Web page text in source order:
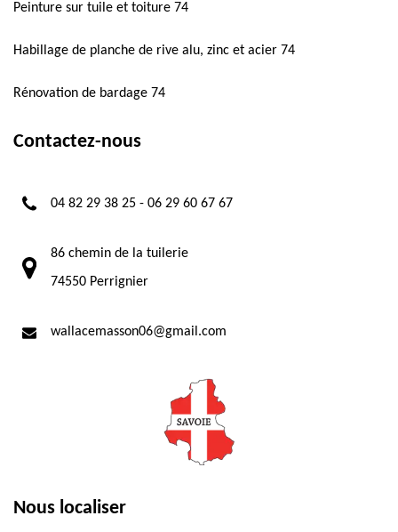
Peinture sur tuile et toiture 74
Habillage de planche de rive alu, zinc et acier 74
Rénovation de bardage 74
Contactez-nous
04 82 29 38 25 - 06 29 60 67 67
86 chemin de la tuilerie
74550 Perrignier
wallacemasson06@gmail.com
Nous localiser